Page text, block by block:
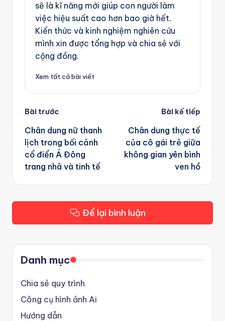
sẽ là kĩ năng mới giúp con người làm
việc hiệu suất cao hơn bao giờ hết.
Kiến thức và kinh nghiệm nghiên cứu
mình xin được tổng hợp và chia sẻ với
cộng đồng.
Xem tất cả bài viết
Post
navigation
Bài trước
Chân dung nữ thanh
lịch trong bối cảnh
cổ điển Á Đông
trang nhã và tinh tế
Bài kế tiếp
Chân dung thực tế
của cô gái trẻ giữa
không gian yên bình
ven hồ
Để lại bình luận
Danh mục
Chia sẻ quy trình
Công cụ hình ảnh Ai
Hướng dẫn